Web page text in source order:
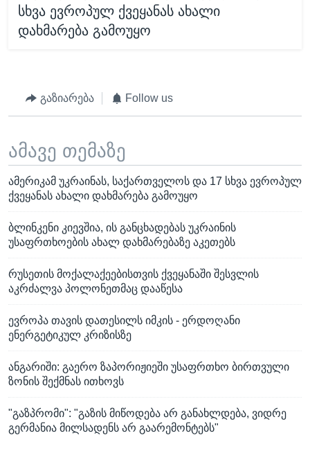
სხვა ევროპულ ქვეყანას ახალი
დახმარება გამოუყო
გაზიარება Follow us
ამავე თემაზე
ამერიკამ უკრაინას, საქართველოს და 17 სხვა ევროპულ
ქვეყანას ახალი დახმარება გამოუყო
ბლინკენი კიევშია, ის განცხადებას უკრაინის
უსაფრთხოების ახალ დახმარებაზე აკეთებს
რუსეთის მოქალაქეებისთვის ქვეყანაში შესვლის
აკრძალვა პოლონეთმაც დააწესა
ევროპა თავის დათესილს იმკის - ერდოღანი
ენერგეტიკულ კრიზისზე
ანგარიში: გაერო ზაპორიჟიეში უსაფრთხო ბირთვული
ზონის შექმნას ითხოვს
"გაზპრომი": "გაზის მიწოდება არ განახლდება, ვიდრე
გერმანია მილსადენს არ გაარემონტებს"